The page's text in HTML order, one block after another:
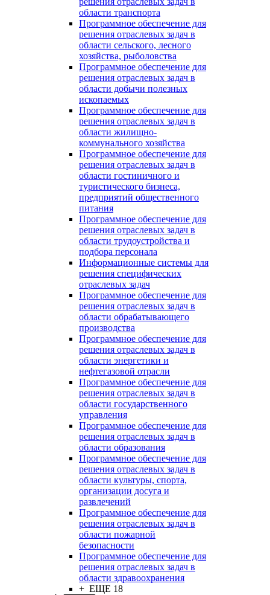
области транспорта
Программное обеспечение для
решения отраслевых задач в
области сельского, лесного
хозяйства, рыболовства
Программное обеспечение для
решения отраслевых задач в
области добычи полезных
ископаемых
Программное обеспечение для
решения отраслевых задач в
области жилищно-
коммунального хозяйства
Программное обеспечение для
решения отраслевых задач в
области гостиничного и
туристического бизнеса,
предприятий общественного
питания
Программное обеспечение для
решения отраслевых задач в
области трудоустройства и
подбора персонала
Информационные системы для
решения специфических
отраслевых задач
Программное обеспечение для
решения отраслевых задач в
области обрабатывающего
производства
Программное обеспечение для
решения отраслевых задач в
области энергетики и
нефтегазовой отрасли
Программное обеспечение для
решения отраслевых задач в
области государственного
управления
Программное обеспечение для
решения отраслевых задач в
области образования
Программное обеспечение для
решения отраслевых задач в
области культуры, спорта,
организации досуга и
развлечений
Программное обеспечение для
решения отраслевых задач в
области пожарной
безопасности
Программное обеспечение для
решения отраслевых задач в
области здравоохранения
+ ЕЩЕ 18